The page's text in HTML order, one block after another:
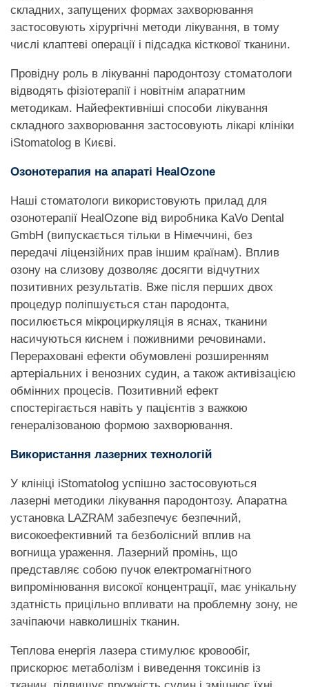
складних, запущених формах захворювання
застосовують хірургічні методи лікування, в тому
числі клаптеві операції і підсадка кісткової тканини.
Провідну роль в лікуванні пародонтозу стоматологи
відводять фізіотерапії і новітнім апаратним
методикам. Найефективніші способи лікування
складного захворювання застосовують лікарі клініки
iStomatolog в Києві.
Озонотерапия на апараті HealOzone
Наші стоматологи використовують прилад для
озонотерапії HealOzone від виробника KaVo Dental
GmbH (випускається тільки в Німеччині, без
передачі ліцензійних прав іншим країнам). Вплив
озону на слизову дозволяє досягти відчутних
позитивних результатів. Вже після перших двох
процедур поліпшується стан пародонта,
посилюється мікроциркуляція в яснах, тканини
насичуються киснем і поживними речовинами.
Перераховані ефекти обумовлені розширенням
артеріальних і венозних судин, а також активізацією
обмінних процесів. Позитивний ефект
спостерігається навіть у пацієнтів з важкою
генералізованою формою захворювання.
Використання лазерних технологій
У клініці iStomatolog успішно застосовуються
лазерні методики лікування пародонтозу. Апаратна
установка LAZRAM забезпечує безпечний,
високоефективний та безболісний вплив на
вогнища ураження. Лазерний промінь, що
представляє собою пучок електромагнітного
випромінювання високої концентрації, має унікальну
здатність прицільно впливати на проблемну зону, не
зачіпаючи навколишніх тканин.
Теплова енергія лазера стимулює кровообіг,
прискорює метаболізм і виведення токсинів із